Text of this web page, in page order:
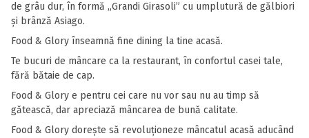
de grâu dur, în formă „Grandi Girasoli” cu umplutură de gălbiori
și brânză Asiago.
Food & Glory înseamnă fine dining la tine acasă.
Te bucuri de mâncare ca la restaurant, în confortul casei tale,
fără bătaie de cap.
Food & Glory e pentru cei care nu vor sau nu au timp să
gătească, dar apreciază mâncarea de bună calitate.
Food & Glory dorește să revoluționeze mâncatul acasă aducând